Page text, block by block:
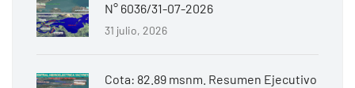
N° 6036/31-07-2026
31 julio, 2026
Cota: 82.89 msnm. Resumen Ejecutivo